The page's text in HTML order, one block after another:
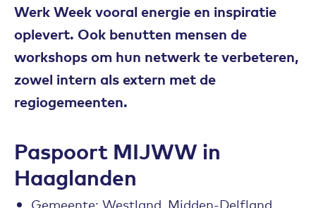
Werk Week vooral energie en inspiratie
oplevert. Ook benutten mensen de
workshops om hun netwerk te verbeteren,
zowel intern als extern met de
regiogemeenten.
Paspoort MIJWW in
Haaglanden
Gemeente: Westland, Midden-Delfland,